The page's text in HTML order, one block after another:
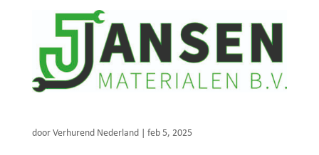
door Verhurend Nederland| feb 5, 2025